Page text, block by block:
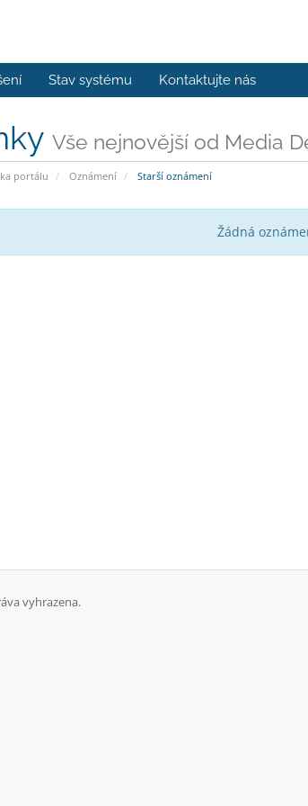
Stav systému Kontaktujte nás
Vše nejnovější od Media
portálu Oznámení Starší oznámení
Žádná
vyhrazena.